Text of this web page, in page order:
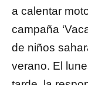
a calentar
campaña
de niños
verano. El